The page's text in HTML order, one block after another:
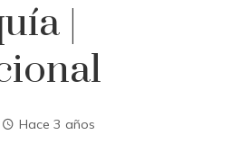
|
Hace 3 años